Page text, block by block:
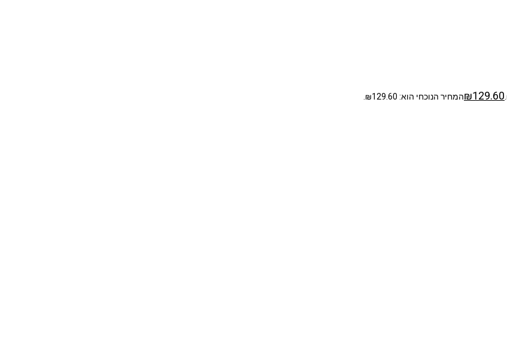
₪129.60 המחיר הנוכחי הוא: ₪129.60.